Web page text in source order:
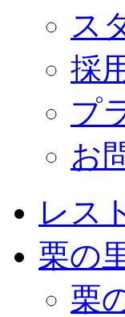
ス
採
プ
お
レス
栗の
栗